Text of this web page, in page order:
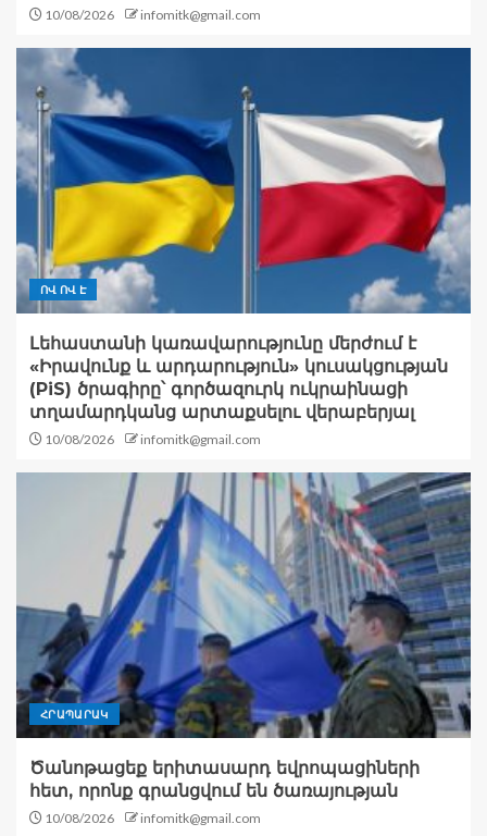
10/08/2026 infomitk@gmail.com
ՈՎ ՈՎ Է
Լեհաստանի կառավարությունը մերժում է
«Իրավունք և արդարություն» կուսակցության
(PiS) ծրագիրը՝ գործազուրկ ուկրաինացի
տղամարդկանց արտաքսելու վերաբերյալ
10/08/2026 infomitk@gmail.com
ՀՐԱՊԱՐԱԿ
Ծանոթացեք երիտասարդ եվրոպացիների
հետ, որոնք գրանցվում են ծառայության
10/08/2026 infomitk@gmail.com